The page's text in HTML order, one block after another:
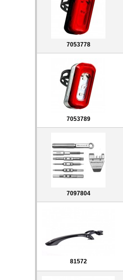
7053778
7053789
7097804
81572